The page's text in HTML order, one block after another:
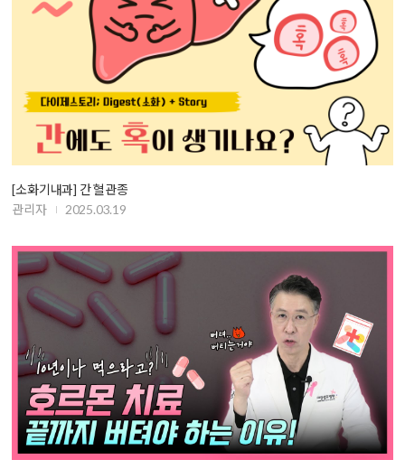
[소화기내과] 간 혈관종
관리자
2025.03.19